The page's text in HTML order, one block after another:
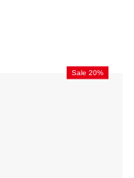
Sale 20%